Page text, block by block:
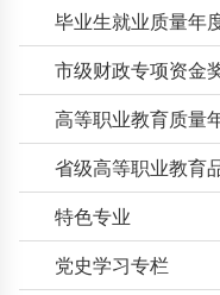
毕业生就业质量年
市级财政专项资金
高等职业教育质量
省级高等职业教育
特色专业
党史学习专栏